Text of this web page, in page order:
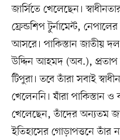
জার্সিতে খেলেছেন।
ফ্রেন্ডশিপ টুর্নামেন্ট,
আসরে। পাকিস্তান জাতীয়
উদ্দিন আহমদ (অব.), প্রতাপ
টিপুরা। তবে তাঁরা সবাই
খেলেননি। যাঁরা পাকিস্তান
খেলেছেন, তাঁদের অন্যতম
ইতিহাসের গোড়াপত্তনে তাঁর